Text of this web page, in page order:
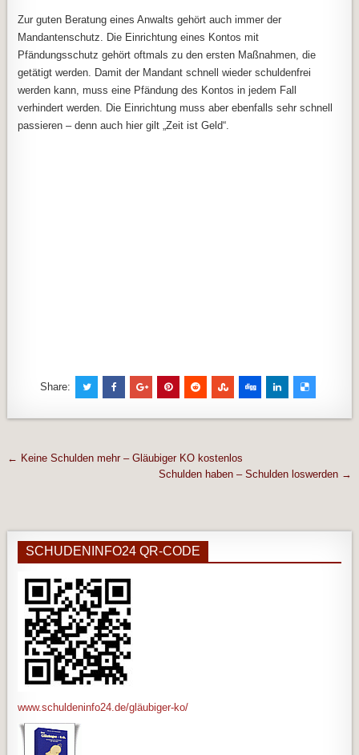
Zur guten Beratung eines Anwalts gehört auch immer der
Mandantenschutz. Die Einrichtung eines Kontos mit
Pfändungsschutz gehört oftmals zu den ersten Maßnahmen, die
getätigt werden. Damit der Mandant schnell wieder schuldenfrei
werden kann, muss eine Pfändung des Kontos in jedem Fall
verhindert werden. Die Einrichtung muss aber ebenfalls sehr schnell
passieren – denn auch hier gilt „Zeit ist Geld“.
Share:
Beitragsnavigation
← Keine Schulden mehr – Gläubiger KO kostenlos
Schulden haben – Schulden loswerden →
SCHUDENINFO24 QR-CODE
www.schuldeninfo24.de/gläubiger-ko/